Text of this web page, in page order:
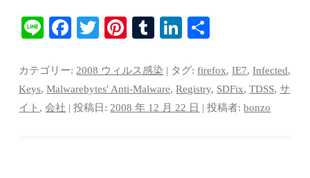
Li
Fa
bo
ok
T
tte
r
Pi
er
es
t
T
m
bl
r
Li
ed
In
カテゴリー: 2008 ウィルス感染 | タグ:firefox,IE7,Infected,
Keys,Malwarebytes' Anti-Malware,Registry, SDFix,TDSS,サ
イト ,会社 | 投稿日: 2008 年 12 月 22 日 |投稿者:bonzo